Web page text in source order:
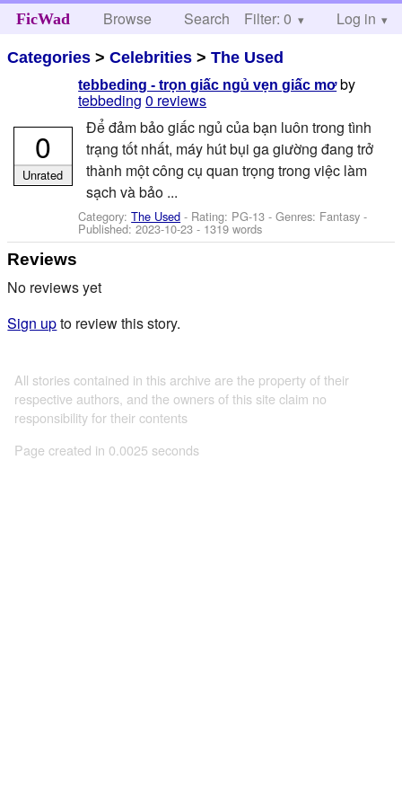
FicWad Browse Search Help
Filter: 0 Log in
Categories >Celebrities >The Used
tebbeding - trọn giấc ngủ vẹn giấc mơ by
tebbeding 0 reviews
Để đảm bảo giấc ngủ của bạn luôn trong tình
trạng tốt nhất, máy hút bụi ga giường đang trở
thành một công cụ quan trọng trong việc làm
sạch và bảo ...
Category:The Used - Rating: PG-13 - Genres: Fantasy -
Published:2023-10-23 - 1319 words
0
Unrated
Reviews
No reviews yet
Sign upto review this story.
All stories contained in this archive are the property of their
respective authors, and the owners of this site claim no
responsibility for their contents
Page created in 0.0025 seconds